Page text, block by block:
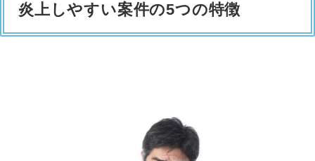
炎上しやすい案件の5つの特徴